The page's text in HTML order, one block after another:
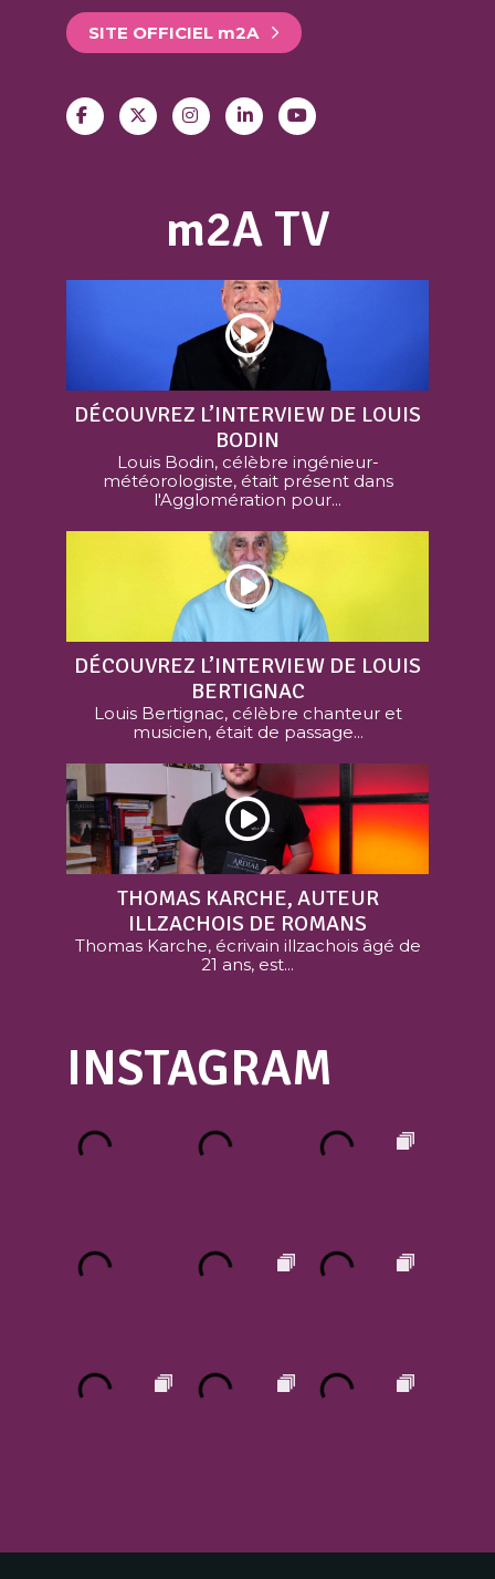
SITE OFFICIEL m2A
m2A TV
DÉCOUVREZ L’INTERVIEW DE LOUIS
BODIN
Louis Bodin, célèbre ingénieur-
météorologiste, était présent dans
l'Agglomération pour...
DÉCOUVREZ L’INTERVIEW DE LOUIS
BERTIGNAC
Louis Bertignac, célèbre chanteur et
musicien, était de passage...
THOMAS KARCHE, AUTEUR
ILLZACHOIS DE ROMANS
Thomas Karche, écrivain illzachois âgé de
21 ans, est...
INSTAGRAM